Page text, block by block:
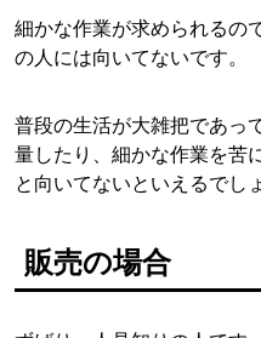
細かな作業が求められるの
の人には向いてないです。
普段の生活が大雑把であっ
量したり、細かな作業を苦
と向いてないといえるでし
販売の場合